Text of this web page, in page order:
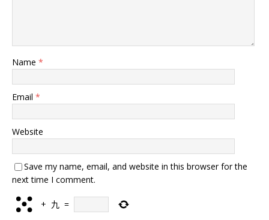
Name *
Email *
Website
Save my name, email, and website in this browser for the
next time I comment.
+ 九 =